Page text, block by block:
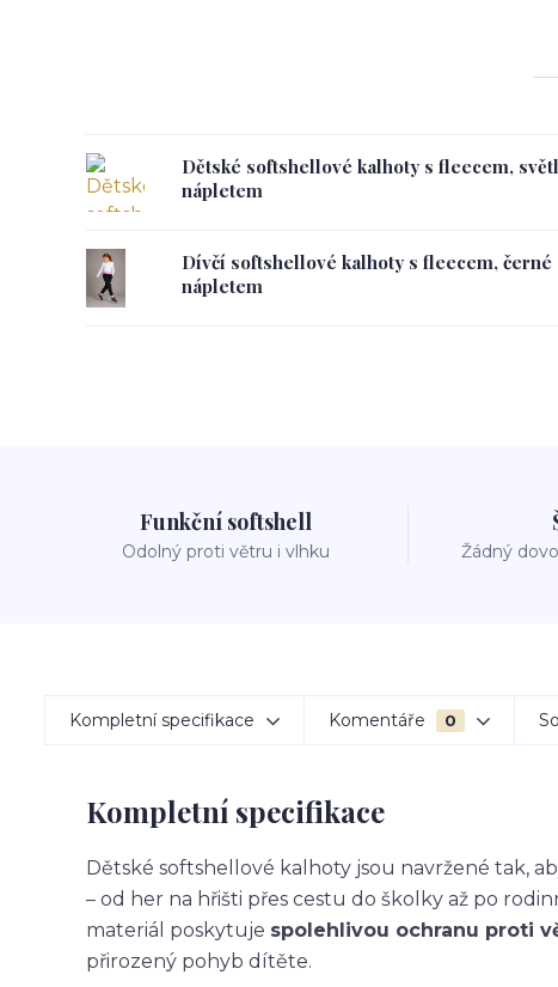
Dětské softshellové kalhoty s fleecem,
nápletem
Dívčí softshellové kalhoty s fleecem, černé
nápletem
Funkční softshell
Odolný proti větru i vlhku Žádný
Kompletní specifikace Komentáře 0
Kompletní specifikace
Dětské softshellové kalhoty jsou navržené tak,
– od her na hřišti přes cestu do školky až po
materiál poskytuje spolehlivou ochranu proti
přirozený pohyb dítěte.